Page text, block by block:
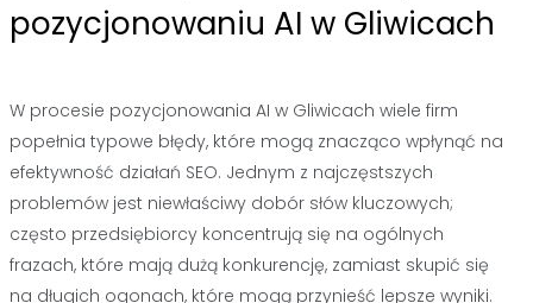
pozycjonowaniu AI w Gliwicach
W procesie pozycjonowania AI w Gliwicach wiele firm
popełnia typowe błędy, które mogą znacząco wpłynąć na
efektywność działań SEO. Jednym z najczęstszych
problemów jest niewłaściwy dobór słów kluczowych;
często przedsiębiorcy koncentrują się na ogólnych
frazach, które mają dużą konkurencję, zamiast skupić się
na długich ogonach, które mogą przynieść lepsze wyniki.